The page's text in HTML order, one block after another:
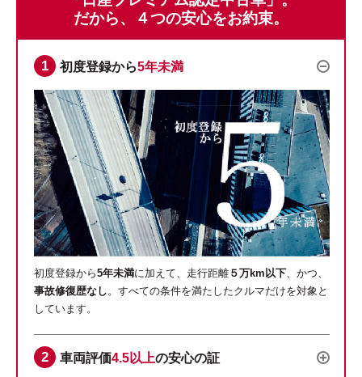
だから、４つの安心をお約束。
初度登録から5年未満
初度登録から5年未満に加えて、走行距離 ５万km以下 、かつ、
事故修復歴なし 。すべての条件を満たしたクルマだけを対象と
しています。
車両評価4.5以上の安心の証